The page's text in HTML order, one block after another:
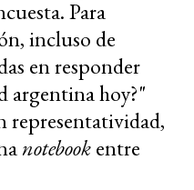
Para
incluso de
en responder
argentina hoy?"
representatividad,
notebookentre